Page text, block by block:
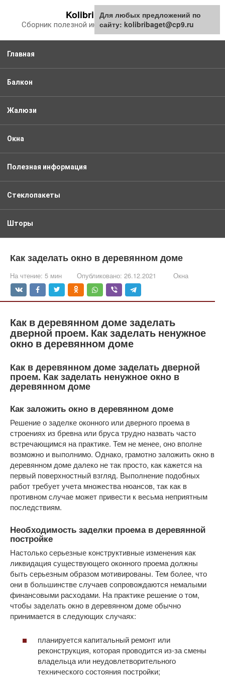
контенту
Kolibribaget.ru
Сборник полезной информации про балкон
Главная
Балкон
Жалюзи
Окна
Полезная информация
Стеклопакеты
Шторы
Как заделать окно в деревянном доме
На чтение: 5 мин Опубликовано: 26.12.2021 Окна
Как в деревянном доме заделать
дверной проем. Как заделать ненужное
окно в деревянном доме
Как в деревянном доме заделать дверной
проем. Как заделать ненужное окно в
деревянном доме
Как заложить окно в деревянном доме
Решение о заделке оконного или дверного проема в
строениях из бревна или бруса трудно назвать часто
встречающимся на практике. Тем не менее, оно вполне
возможно и выполнимо. Однако, грамотно заложить окно в
деревянном доме далеко не так просто, как кажется на
первый поверхностный взгляд. Выполнение подобных
работ требует учета множества нюансов, так как в
противном случае может привести к весьма неприятным
последствиям.
Необходимость заделки проема в деревянной
постройке
Настолько серьезные конструктивные изменения как
ликвидация существующего оконного проема должны
быть серьезным образом мотивированы. Тем более, что
они в большинстве случаев сопровождаются немалыми
финансовыми расходами. На практике решение о том,
чтобы заделать окно в деревянном доме обычно
принимается в следующих случаях:
планируется капитальный ремонт или
реконструкция, которая проводится из-за смены
владельца или неудовлетворительного
технического состояния постройки;
Для любых предложений по
сайту: kolibribaget@cp9.ru